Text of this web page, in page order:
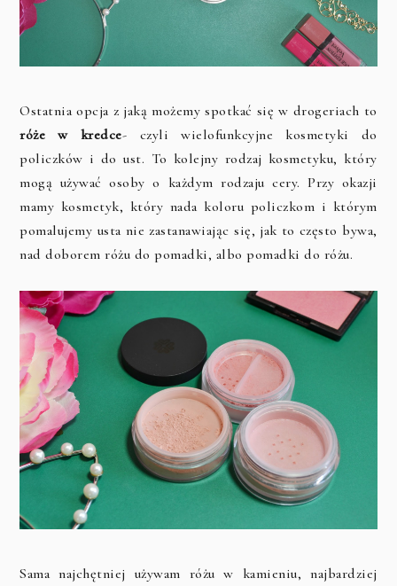
Ostatnia opcja z jaką możemy spotkać się w drogeriach to
róże w kredce- czyli wielofunkcyjne kosmetyki do
policzków i do ust. To kolejny rodzaj kosmetyku, który
mogą używać osoby o każdym rodzaju cery. Przy okazji
mamy kosmetyk, który nada koloru policzkom i którym
pomalujemy usta nie zastanawiając się, jak to często bywa,
nad doborem różu do pomadki, albo pomadki do różu.
Sama najchętniej używam różu w kamieniu, najbardziej